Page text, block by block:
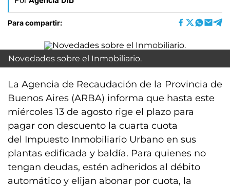
Para compartir:
Novedades sobre el Inmobiliario.
La Agencia de Recaudación de la Provincia de
Buenos Aires (ARBA) informa que hasta este
miércoles 13 de agosto rige el plazo para
pagar con descuento la cuarta cuota
del Impuesto Inmobiliario Urbano en sus
plantas edificada y baldía. Para quienes no
tengan deudas, estén adheridos al débito
automático y elijan abonar por cuota, la